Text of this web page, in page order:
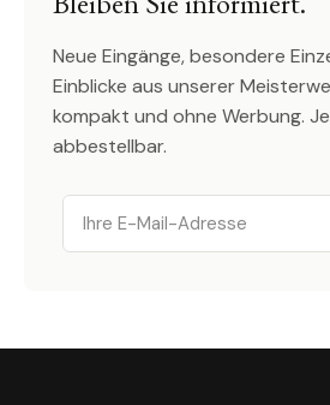
Neue Eingänge, besondere
Einblicke aus unserer
kompakt und ohne Werbung.
abbestellbar.
Email